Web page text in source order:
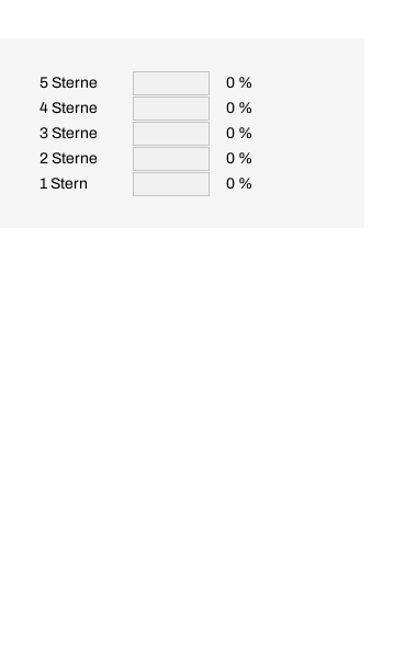
5 Sterne
0 %
4 Sterne
0 %
3 Sterne
0 %
2 Sterne
0 %
1 Stern
0 %